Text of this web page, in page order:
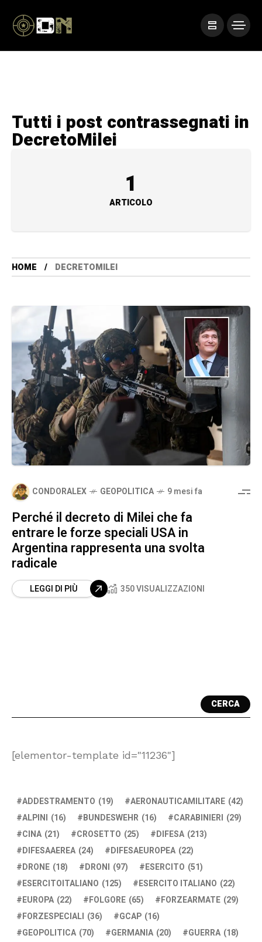
Tutti i post contrassegnati in
DecretoMilei
1
ARTICOLO
HOME DECRETOMILEI
CONDORALEX GEOPOLITICA 9 mesi fa
Perché il decreto di Milei che fa
entrare le forze speciali USA in
Argentina rappresenta una svolta
radicale
LEGGI DI PIÙ 350 VISUALIZZAZIONI
CERCA
[elementor-template id="11236"]
ADDESTRAMENTO (19) AERONAUTICAMILITARE (42)
ALPINI (16) BUNDESWEHR (16) CARABINIERI (29)
CINA (21) CROSETTO (25) DIFESA (213)
DIFESAAEREA (24) DIFESAEUROPEA (22)
DRONE (18) DRONI (97) ESERCITO (51)
ESERCITOITALIANO (125) ESERCITO ITALIANO (22)
EUROPA (22) FOLGORE (65) FORZEARMATE (29)
FORZESPECIALI (36) GCAP (16)
GEOPOLITICA (70) GERMANIA (20) GUERRA (18)